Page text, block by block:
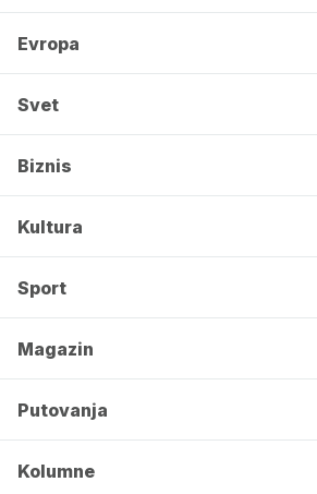
Evropa
Svet
Biznis
Kultura
Sport
Magazin
Putovanja
Kolumne